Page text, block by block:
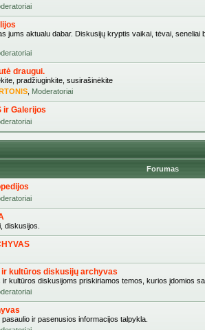
jums aktualu dabar. Diskusijų kryptis vaikai, tėvai, seneliai
draugui.
pradžiuginkite, susirašinėkite
Moderatoriai
ir Galerijos
Forumas
diskusijos.
kultūros diskusijų archyvas
kultūros diskusijoms priskiriamos temos, kurios įdomios
ir pasenusios informacijos talpykla.